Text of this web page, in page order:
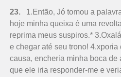
23. 1.Então, Jó tomou a
hoje minha queixa é uma
reprima meus suspiros.*
e chegar até seu trono!
causa, encheria minha boca de
que ele iria responder-me e